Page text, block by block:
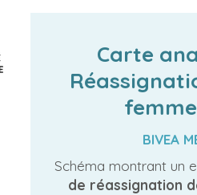
Carte
BIVEA
Schéma montrant un
de réassignation